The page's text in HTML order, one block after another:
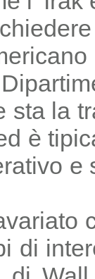
sta la
è
di